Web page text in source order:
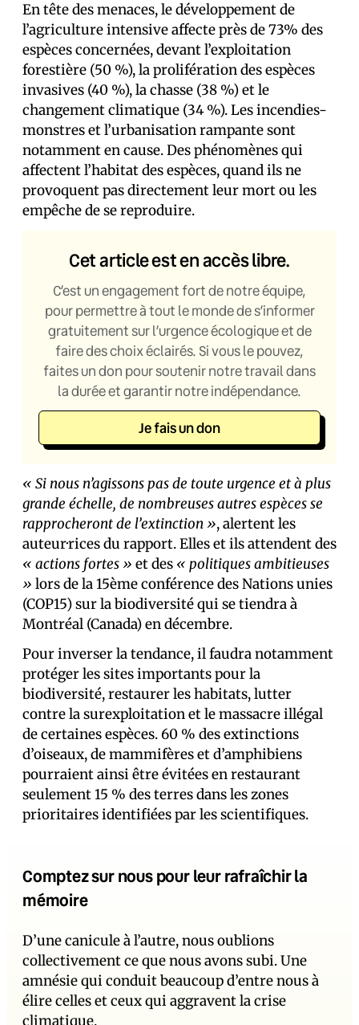
En tête des menaces, le développement de
l’agriculture intensive affecte près de 73% des
espèces concernées, devant l’exploitation
forestière (50 %), la prolifération des espèces
invasives (40 %), la chasse (38 %) et le
changement climatique (34 %). Les incendies-
monstres et l’urbanisation rampante sont
notamment en cause. Des phénomènes qui
affectent l’habitat des espèces, quand ils ne
provoquent pas directement leur mort ou les
empêche de se reproduire.
Cet article est en accès libre.
C’est un engagement fort de notre équipe,
pour permettre à tout le monde de s’informer
gratuitement sur l’urgence écologique et de
faire des choix éclairés. Si vous le pouvez,
faites un don pour soutenir notre travail dans
la durée et garantir notre indépendance.
Je fais un don
« Si nous n’agissons pas de toute urgence et à plus
grande échelle, de nombreuses autres espèces se
rapprocheront de l’extinction », alertent les
auteur·rices du rapport. Elles et ils attendent des
« actions fortes » et des « politiques ambitieuses
» lors de la 15ème conférence des Nations unies
(COP15) sur la biodiversité qui se tiendra à
Montréal (Canada) en décembre.
Pour inverser la tendance, il faudra notamment
protéger les sites importants pour la
biodiversité, restaurer les habitats, lutter
contre la surexploitation et le massacre illégal
de certaines espèces. 60 % des extinctions
d’oiseaux, de mammifères et d’amphibiens
pourraient ainsi être évitées en restaurant
seulement 15 % des terres dans les zones
prioritaires identifiées par les scientifiques.
Comptez sur nous pour leur rafraîchir la
mémoire
D’une canicule à l’autre, nous oublions
collectivement ce que nous avons subi. Une
amnésie qui conduit beaucoup d’entre nous à
élire celles et ceux qui aggravent la crise
climatique.